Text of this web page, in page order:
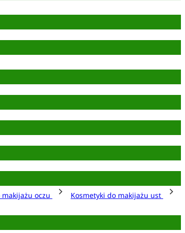
oczu
Kosmetyki do makijażu ust